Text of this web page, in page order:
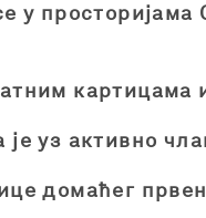
у
уз активно
домаћег